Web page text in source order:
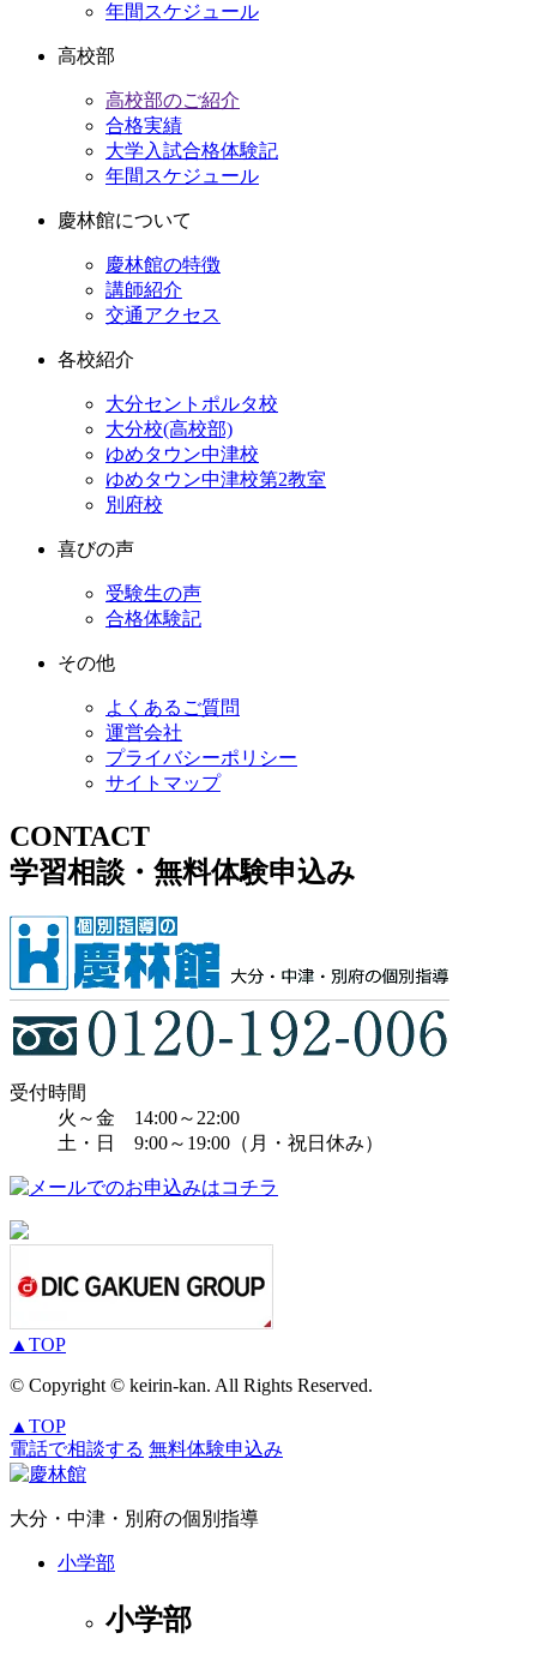
年間スケジュール
高校部
高校部のご紹介
合格実績
大学入試合格体験記
年間スケジュール
慶林館について
慶林館の特徴
講師紹介
交通アクセス
各校紹介
大分セントポルタ校
大分校(高校部)
ゆめタウン中津校
ゆめタウン中津校第2教室
別府校
喜びの声
受験生の声
合格体験記
その他
よくあるご質問
運営会社
プライバシーポリシー
サイトマップ
CONTACT
学習相談・無料体験申込み
受付時間
火～金 14:00～22:00
土・日 9:00～19:00（月・祝日休み）
▲ TOP
© Copyright © keirin-kan. All Rights Reserved.
▲ TOP
電話で相談する 無料体験申込み
大分・中津・別府の個別指導
小学部
小学部